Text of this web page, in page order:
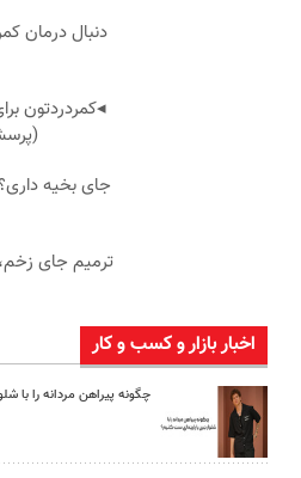
دنبال درمان
◂کمردردتون
اخبار بازار و کسب و کار
چگونه پیراهن مردانه را با